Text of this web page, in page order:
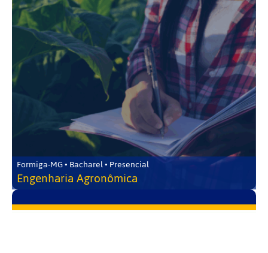
Formiga-MG • Bacharel • Presencial
Engenharia Agronômica